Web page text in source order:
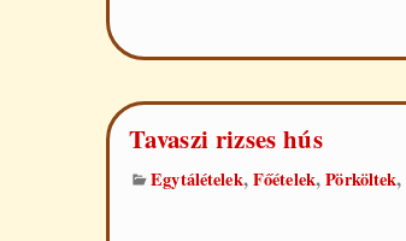
Tavaszi rizses hús
Egytálételek,Főételek,Pörköltek,